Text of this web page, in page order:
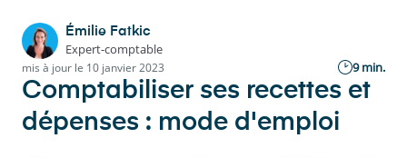
Émilie Fatkic
Expert-comptable
mis à jour le 10 janvier 2023 9 min.
Comptabiliser ses recettes et
dépenses : mode d'emploi